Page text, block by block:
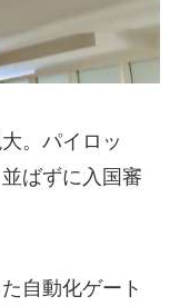
。パイロッ
ばずに入国審
自動化ゲート